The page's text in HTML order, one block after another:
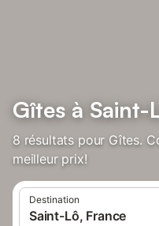
Gîtes à Saint-
8 résultats pour Gîtes.
meilleur prix!
Destination
Saint-Lô, France